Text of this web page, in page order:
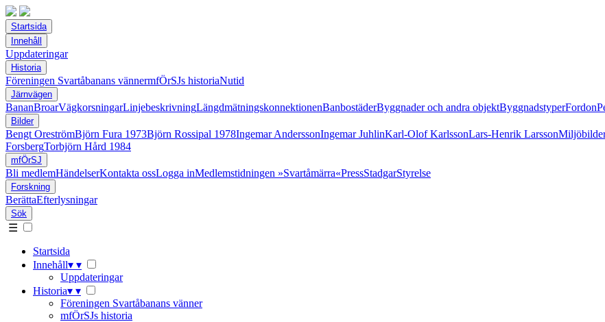
Startsida
Innehåll
Uppdateringar
Historia
Föreningen Svartåbanans vännermfÖrSJs historiaNutid
Järnvägen
BananBroarVägkorsningarLinjebeskrivningLängdmätningskonnektionenBanbostäderByggnader och andra objektByggnadstyperFordon
Bilder
Bengt OreströmBjörn Fura 1973Björn Rossipal 1978Ingemar AnderssonIngemar JuhlinKarl-Olof KarlssonLars-Henrik Larsson
ForsbergTorbjörn Hård 1984
mfÖrSJ
Bli medlemHändelserKontakta ossLogga inMedlemstidningen »Svartåmärra«PressStadgarStyrelse
Forskning
BerättaEfterlysningar
Sök
☰
Startsida
Innehåll▾ ▾
Uppdateringar
Historia▾ ▾
Föreningen Svartåbanans vänner
mfÖrSJs historia